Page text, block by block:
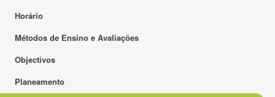
Horário
Métodos de Ensino e Avaliações
Objectivos
Planeamento